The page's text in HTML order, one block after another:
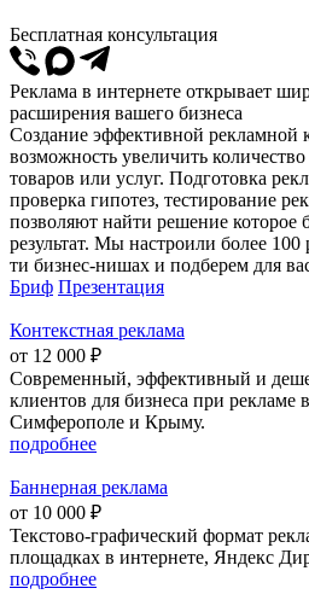
Бесплатная консультация
Реклама в интернете открывает
расширения вашего бизнеса
Создание эффективной рекламной
возможность увеличить
товаров или услуг. Подготовка
проверка гипотез, тестирование
позволяют найти решение которое
результат. Мы настроили более
ти бизнес-нишах и подберем для
Бриф Презентация
Контекстная реклама
от 12 000 ₽
Современный, эффективный и
клиентов для бизнеса при рекламе
Симферополе и Крыму.
подробнее
Баннерная реклама
от 10 000 ₽
Текстово-графический формат
площадках в интернете, Яндекс
подробнее